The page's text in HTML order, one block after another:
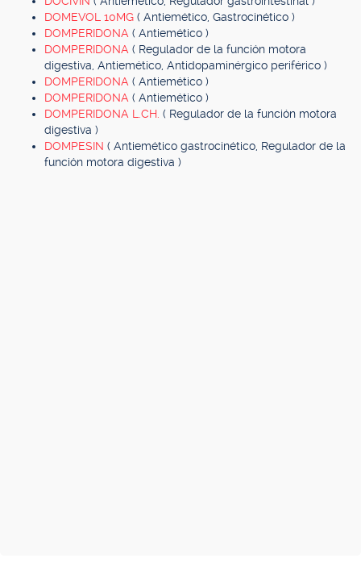
DOMEVOL 10MG ( Antiemético, Gastrocinético )
DOMPERIDONA ( Antiemético )
DOMPERIDONA ( Regulador de la función motora
digestiva, Antiemético, Antidopaminérgico periférico )
DOMPERIDONA ( Antiemético )
DOMPERIDONA ( Antiemético )
DOMPERIDONA L.CH. ( Regulador de la función motora
digestiva )
DOMPESIN ( Antiemético gastrocinético, Regulador de la
función motora digestiva )